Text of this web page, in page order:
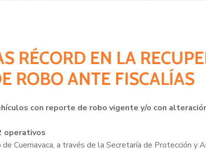
RÉCORD EN LA
ROBO ANTE FISCALÍAS
con reporte de robo vigente y/o con
operativos
Cuernavaca, a través de la Secretaría de Protección y